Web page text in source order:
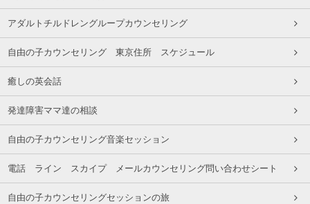
アダルトチルドレングループカウンセリング
自由の子カウンセリング 東京住所 スケジュール
癒しの英会話
発達障害ママ達の相談
自由の子カウンセリング音楽セッション
電話 ライン スカイプ メールカウンセリング問い合わせシート
自由の子カウンセリングセッションの旅